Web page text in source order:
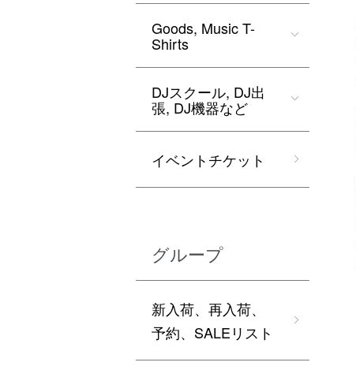
Goods, Music T-
Shirts
DJスクール, DJ出
張, DJ機器など
イベントチケット
グループ
新入荷、再入荷、
予約、SALEリスト